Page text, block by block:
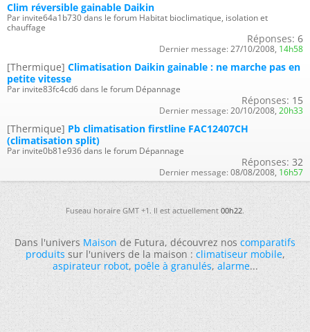
Clim réversible gainable Daikin
Par invite64a1b730 dans le forum Habitat bioclimatique, isolation et
chauffage
Réponses: 6
Dernier message: 27/10/2008, 14h58
[Thermique] Climatisation Daikin gainable : ne marche pas en
petite vitesse
Par invite83fc4cd6 dans le forum Dépannage
Réponses: 15
Dernier message: 20/10/2008, 20h33
[Thermique] Pb climatisation firstline FAC12407CH
(climatisation split)
Par invite0b81e936 dans le forum Dépannage
Réponses: 32
Dernier message: 08/08/2008, 16h57
Fuseau horaire GMT +1. Il est actuellement00h22.
Dans l'universMaisonde Futura, découvrez noscomparatifs
produitssur l'univers de la maison :climatiseur mobile,
aspirateur robot,poêle à granulés,alarme...